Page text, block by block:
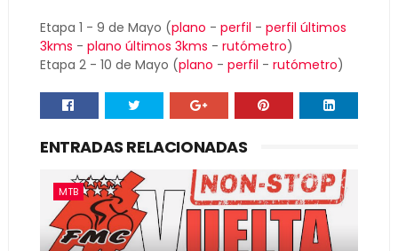
Etapa 1 - 9 de Mayo (plano - perfil - perfil últimos
3kms - plano últimos 3kms - rutómetro)
Etapa 2 - 10 de Mayo (plano - perfil - rutómetro)
ENTRADAS RELACIONADAS
MTB